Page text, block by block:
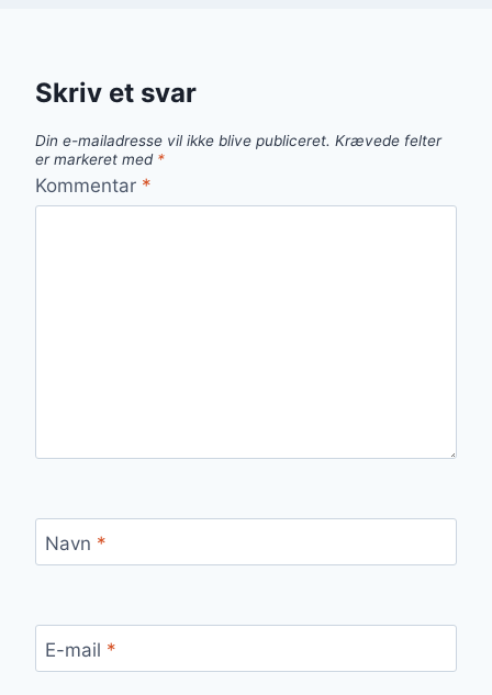
Skriv et svar
Din e-mailadresse vil ikke blive publiceret. Krævede felter
er markeret med *
Kommentar *
Navn *
E-mail *